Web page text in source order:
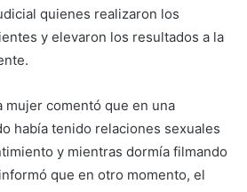
quienes realizaron los
y elevaron los resultados a la
mujer comentó que en una
había tenido relaciones sexuales
y mientras dormía filmando
que en otro momento, el